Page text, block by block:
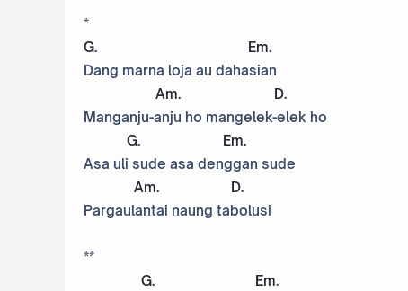
*
G. Em.
Dang marna loja au dahasian
Am. D.
Manganju-anju ho mangelek-elek ho
G. Em.
Asa uli sude asa denggan sude
Am. D.
Pargaulantai naung tabolusi
**
G. Em.